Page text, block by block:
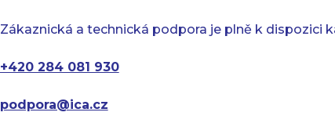
Zákaznická a technická podpora je plně k dispozici
+420 284 081 930
podpora@ica.cz